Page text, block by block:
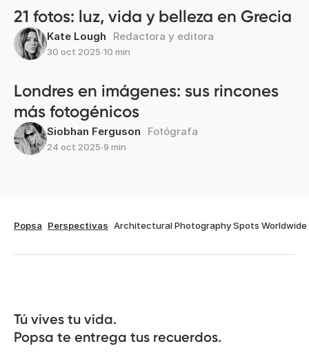
21 fotos: luz, vida y belleza en Grecia
Kate Lough Redactora y editora
30 oct 2025∙10 min
Londres en imágenes: sus rincones
más fotogénicos
Siobhan Ferguson Fotógrafa
24 oct 2025∙9 min
Popsa Perspectivas Architectural Photography Spots Worldwide
Tú vives tu vida.
Popsa te entrega tus recuerdos.